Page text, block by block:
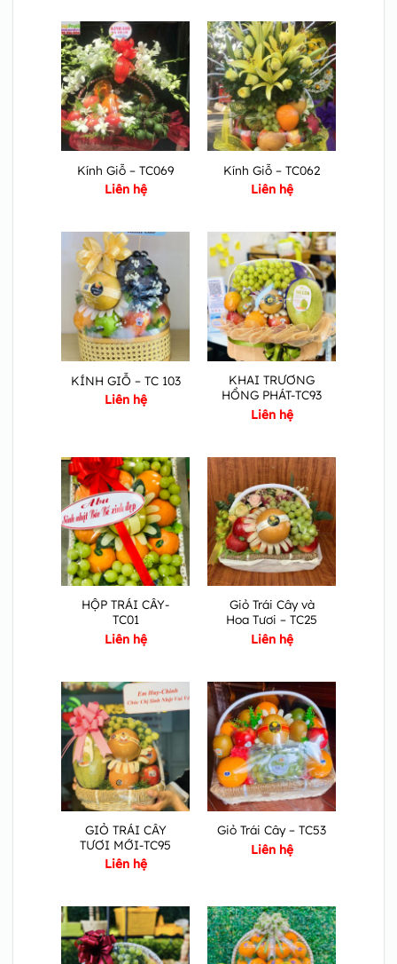
Kính Giỗ – TC069
Liên hệ
Kính Giỗ – TC062
Liên hệ
KÍNH GIỖ – TC 103
Liên hệ
KHAI TRƯƠNG
HỒNG PHÁT-TC93
Liên hệ
HỘP TRÁI CÂY-
TC01
Liên hệ
Giỏ Trái Cây và
Hoa Tươi – TC25
Liên hệ
GIỎ TRÁI CÂY
TƯƠI MỚI-TC95
Liên hệ
Giỏ Trái Cây – TC53
Liên hệ